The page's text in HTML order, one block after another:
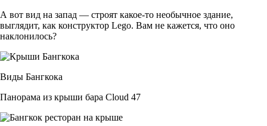
А вот вид на запад — строят какое-то необычное здание,
выглядит, как конструктор Lego. Вам не кажется, что оно
наклонилось?
Виды Бангкока
Панорама из крыши бара Cloud 47